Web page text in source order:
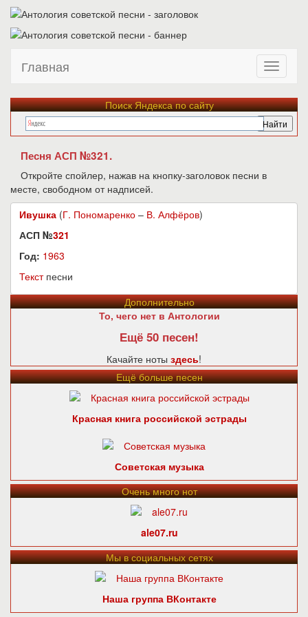
Главная
Поиск Яндекса по сайту
Песня АСП №321.
Откройте спойлер, нажав на кнопку-заголовок песни в
месте, свободном от надписей.
Ивушка (Г. Пономаренко – В. Алфёров)
АСП №321
Год: 1963
Текстпесни
Дополнительно
То, чего нет в Антологии
Ещё 50 песен!
Качайте ноты здесь!
Ещё больше песен
Красная книга российской эстрады
Советская музыка
Очень много нот
ale07.ru
Мы в социальных сетях
Наша группа ВКонтакте